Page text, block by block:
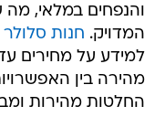
והנפחים במלאי,
המדויק. חנות
למידע על מחירים
מהירה בין
החלטות מהירות